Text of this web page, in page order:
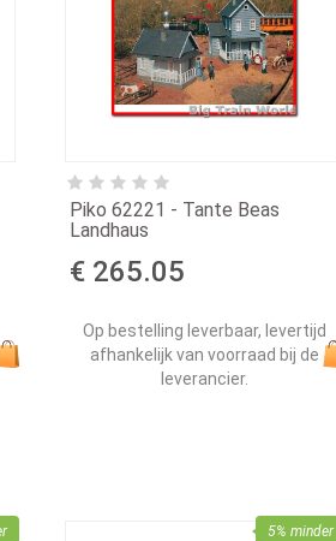
Piko 62221 - Tante Beas
Landhaus
€ 265.05
Op bestelling leverbaar, levertijd
afhankelijk van voorraad bij de
leverancier.
5% minder